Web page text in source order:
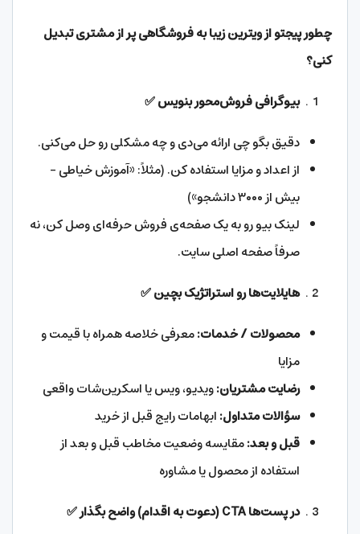
چطور پیجتو از ویترین زیبا به فروشگاهی پر از مشتری تبدیل
کنی؟
بیوگرافی فروش‌محور بنویس✅
دقیق بگو چی ارائه می‌دی و چه مشکلی رو حل می‌کنی.
از اعداد و مزایا استفاده کن. (مثلاً: «آموزش خیاطی –
بیش از ۳۰۰۰ دانشجو»)
لینک بیو رو به یک صفحه‌ی فروش حرفه‌ای وصل کن، نه
صرفاً صفحه اصلی سایت.
هایلایت‌ها رو استراتژیک بچین✅
محصولات / خدمات:معرفی خلاصه همراه با قیمت و
مزایا
رضایت مشتریان:ویدیو، ویس یا اسکرین‌شات واقعی
سؤالات متداول:ابهامات رایج قبل از خرید
قبل و بعد:مقایسه وضعیت مخاطب قبل و بعد از
استفاده از محصول یا مشاوره
در پست‌هاCTA (دعوت به اقدام) واضح بگذار✅